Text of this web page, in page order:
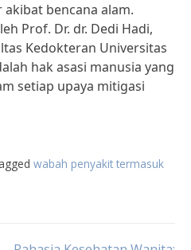
bencana alam.
Prof. Dr. dr. Dedi Hadi,
Kedokteran Universitas
hak asasi manusia yang
setiap upaya mitigasi
wabah penyakit termasuk